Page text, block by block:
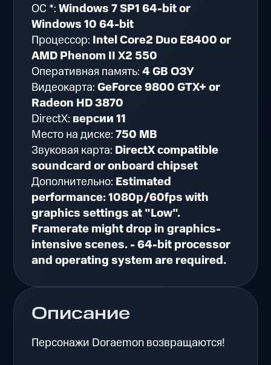
Описание
Персонажи Doraemon возвращаются!
ОС *:Windows 7 SP1 64-bit or
Windows 10 64-bit
Процессор: Intel Core2 Duo E8400 or
AMD Phenom II X2 550
Оперативная память:4 GB ОЗУ
Видеокарта:GeForce 9800 GTX+ or
Radeon HD 3870
DirectX: версии 11
Место на диске:750 MB
Звуковая карта: DirectX compatible
soundcard or onboard chipset
Дополнительно: Estimated
performance: 1080p/60fps with
graphics settings at "Low".
Framerate might drop in graphics-
intensive scenes. - 64-bit processor
and operating system are required.